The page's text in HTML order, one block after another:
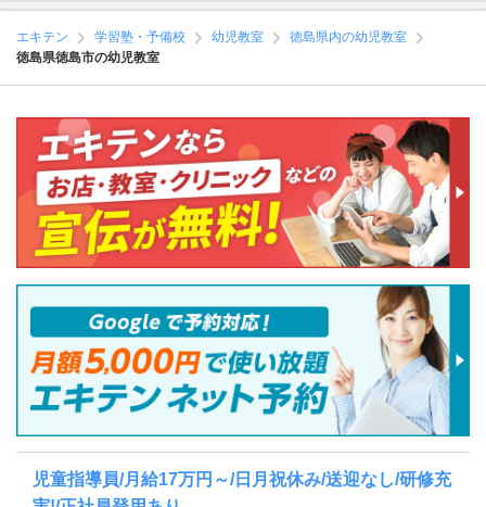
エキテン 学習塾・予備校 幼児教室
徳島県内の幼児教室
徳島県徳島市の幼児教室
児童指導員/月給17万円～/日月祝休み/送迎なし/研修充